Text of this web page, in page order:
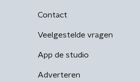
Contact
Veelgestelde vragen
App de studio
Adverteren